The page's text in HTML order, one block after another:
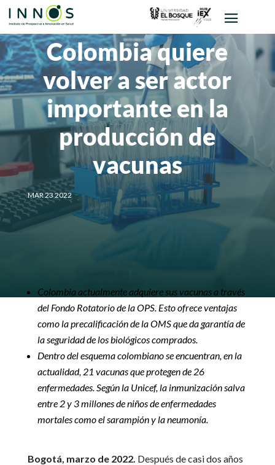
Colombia quiere
volver a ser actor
importante en la
producción de
vacunas
MAR 23 2022
Colombia actualmente adquiere sus vacunas a través
del Fondo Rotatorio de la OPS. Esto ofrece ventajas
como la precalificación de la OMS que da garantía de
la seguridad de los biológicos comprados.
Dentro del esquema colombiano se encuentran, en la
actualidad, 21 vacunas que protegen de 26
enfermedades. Según la Unicef, la inmunización salva
entre 2 y 3 millones de niños de enfermedades
mortales como el sarampión y la neumonía.
Bogotá, marzo de 2022. Después de casi dos años